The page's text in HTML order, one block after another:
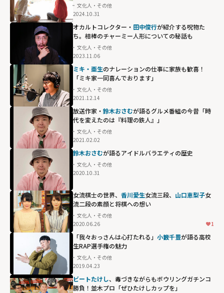
文化人・その他
2024.10.31
オカルトコレクター・ 田中俊行が紹介する呪物た
ち。相棒のチャーミー人形についての秘話も
文化人・その他
2023.11.06
ミキ・亜生のナレーションの仕事に家族も歓喜！
「ミキ家一同喜んでおります」
文化人・その他
2021.12.14
放送作家・ 鈴木おさむが語るグルメ番組の今昔「時
代を変えたのは『料理の鉄人』」
文化人・その他
2021.02.02
鈴木おさむが語るアイドルバラエティの歴史
文化人・その他
2020.10.31
女流棋士の世界、 香川愛生女流三段、 山口恵梨子女
流二段の素顔と将棋への想い
文化人・その他
2020.06.26
1
「我々おっさんは心打たれる」 小籔千豊が語る高校
生RAP選手権の魅力
文化人・その他
2019.04.23
ビートたけし、毒づきながらもボウリングガチンコ
勝負！並木プロ「ぜひたけしカップを」